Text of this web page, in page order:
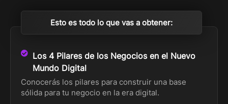
Esto es todo lo que vas a obtener:
Los 4 Pilares de los Negocios en el Nuevo
Mundo Digital
Conocerás los pilares para construir una base
sólida para tu negocio en la era digital.